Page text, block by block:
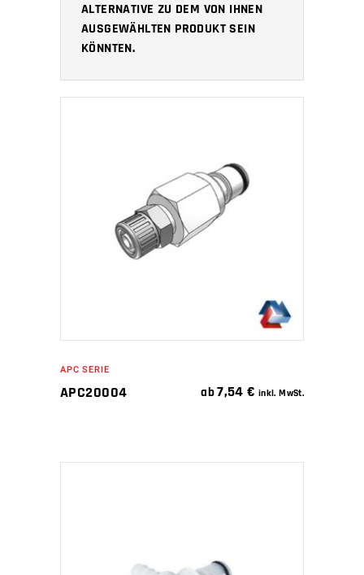
ALTERNATIVE ZU DEM VON IHNEN
AUSGEWÄHLTEN PRODUKT SEIN
KÖNNTEN.
IN DEN WARENKORB
APC SERIE
APC20004 ab7,54€ inkl. MwSt.